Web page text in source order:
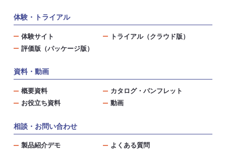
体験・トライアル
体験サイト
トライアル（クラウド版）
評価版（パッケージ版）
資料・動画
概要資料
カタログ・パンフレット
お役立ち資料
動画
相談・お問い合わせ
製品紹介デモ
よくある質問